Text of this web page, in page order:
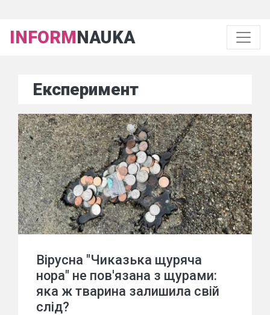
INFORMNAUKA
Експеримент
Вірусна "Чиказька щуряча
нора" не пов'язана з щурами:
яка ж тварина залишила свій
слід?